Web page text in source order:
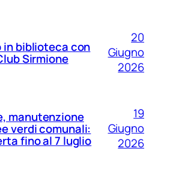
in biblioteca con
Sirmione
20
Giugno
2026
manutenzione
verdi comunali:
fino al 7 luglio
19
Giugno
2026